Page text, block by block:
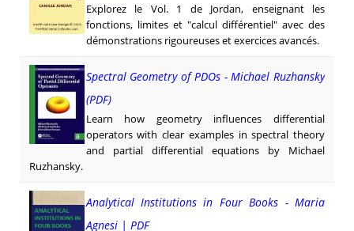
Explorez le Vol. 1 de Jordan, enseignant les
fonctions, limites et "calcul différentiel" avec des
démonstrations rigoureuses et exercices avancés.
Spectral Geometry of PDOs - Michael Ruzhansky
(PDF)
Learn how geometry influences differential
operators with clear examples in spectral theory
and partial differential equations by Michael
Ruzhansky.
Analytical Institutions in Four Books - Maria
Agnesi | PDF